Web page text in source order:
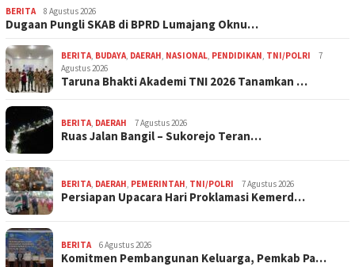
BERITA 8 Agustus 2026
Dugaan Pungli SKAB di BPRD Lumajang Oknu…
BERITA, BUDAYA, DAERAH, NASIONAL, PENDIDIKAN, TNI/POLRI
7
Agustus 2026
Taruna Bhakti Akademi TNI 2026 Tanamkan …
BERITA, DAERAH 7 Agustus 2026
Ruas Jalan Bangil – Sukorejo Teran…
BERITA, DAERAH, PEMERINTAH, TNI/POLRI 7 Agustus 2026
Persiapan Upacara Hari Proklamasi Kemerd…
BERITA 6 Agustus 2026
Komitmen Pembangunan Keluarga, Pemkab Pa…